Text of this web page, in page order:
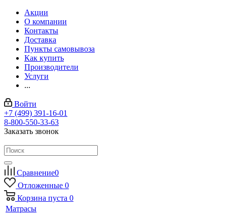
Акции
О компании
Контакты
Доставка
Пункты самовывоза
Как купить
Производители
Услуги
...
Войти
+7 (499) 391-16-01
8-800-550-33-63
Заказать звонок
Сравнение0
Отложенные 0
Корзина пуста 0
Матрасы